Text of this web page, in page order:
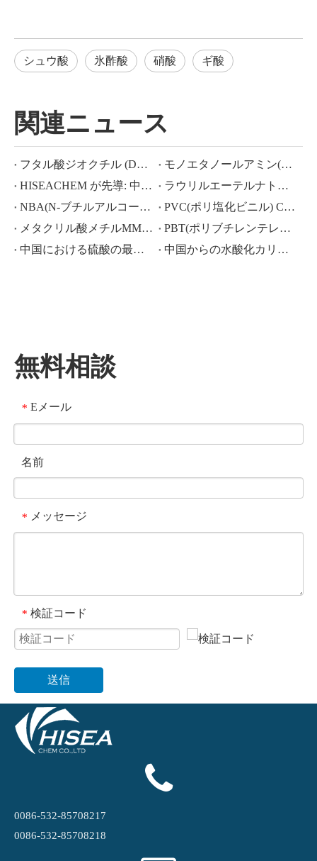
シュウ酸 氷酢酸 硝酸 ギ酸
関連ニュース
フタル酸ジオクチル (DOP) CAS NO.:117-81-7
モノエタノールアミン(MEA)とは何ですか?
HISEACHEM が先導: 中国から酢酸、シュウ酸、硫酸、硝酸、苛性ソーダ、液体アルカリ、メタ重亜硫酸ナトリウムの輸出で最近成功
ラウリルエーテルナトリウム ラウリルエーテル硫酸ナトリウム(sles70%/aes 70%) CAS NO.: 68585-34-2sles70%/aes 70%) CAS NO.: 68585-34-2
NBA(N-ブチルアルコール)、CAS NO.:71-36-3、業界知識
PVC(ポリ塩化ビニル) CAS NO.:9002-86-2
メタクリル酸メチルMMA CAS 80-62-6の価格が大幅に下落
PBT(ポリブチレンテレフタレート) CAS NO.26062-94-2
中国における硫酸の最近の市場シナリオ: 1 年を振り返る
中国からの水酸化カリウム、水酸化ナトリウム、過酸化水素輸出の活況な市場：過去 1 年間の振り返り
無料相談
* Eメール
名前
* メッセージ
* 検証コード
送信
0086-532-85708217
0086-532-85708218